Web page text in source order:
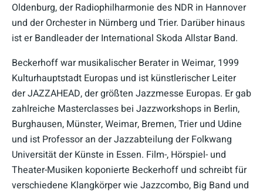
Oldenburg, der Radiophilharmonie des NDR in Hannover
und der Orchester in Nürnberg und Trier. Darüber hinaus
ist er Bandleader der International Skoda Allstar Band.
Beckerhoff war musikalischer Berater in Weimar, 1999
Kulturhauptstadt Europas und ist künstlerischer Leiter
der JAZZAHEAD, der größten Jazzmesse Europas. Er gab
zahlreiche Masterclasses bei Jazzworkshops in Berlin,
Burghausen, Münster, Weimar, Bremen, Trier und Udine
und ist Professor an der Jazzabteilung der Folkwang
Universität der Künste in Essen. Film-, Hörspiel- und
Theater-Musiken koponierte Beckerhoff und schreibt für
verschiedene Klangkörper wie Jazzcombo, Big Band und